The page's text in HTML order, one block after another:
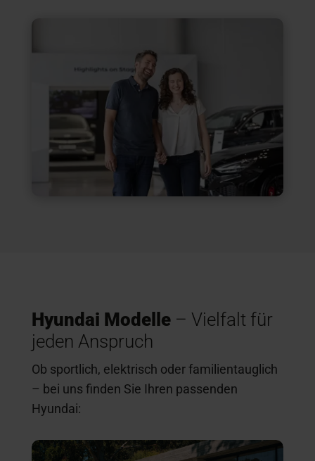
Hyundai Modelle – Vielfalt für
jeden Anspruch
Ob sportlich, elektrisch oder familientauglich
– bei uns finden Sie Ihren passenden
Hyundai: